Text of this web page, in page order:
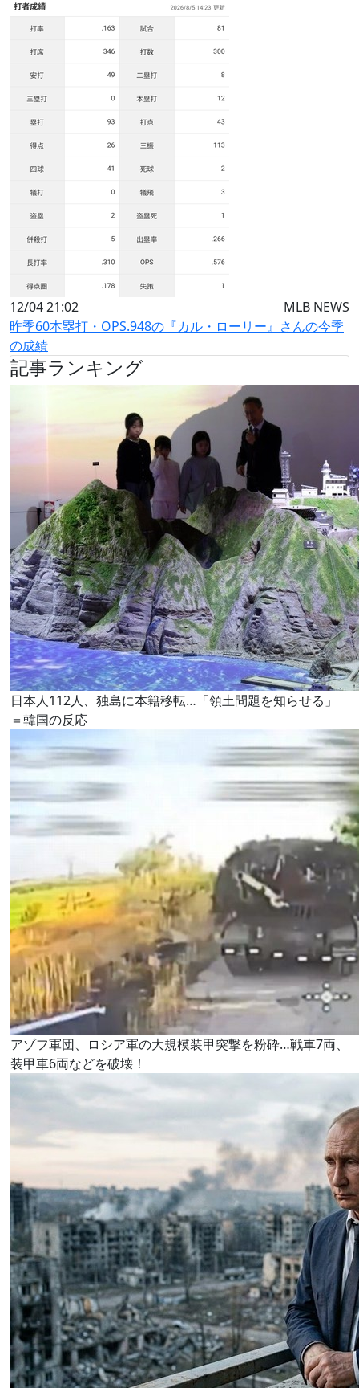
12/04 21:02
MLB NEWS
昨季60本塁打・OPS.948の『カル・ローリー』さんの今季
の成績
記事ランキング
日本人112人、独島に本籍移転…「領土問題を知らせる」
＝韓国の反応
アゾフ軍団、ロシア軍の大規模装甲突撃を粉砕…戦車7両、
装甲車6両などを破壊！